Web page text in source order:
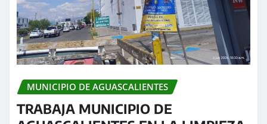
MUNICIPIO DE AGUASCALIENTES
TRABAJA MUNICIPIO DE